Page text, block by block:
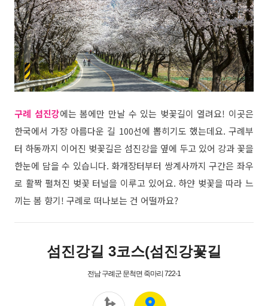
구례 섬진강에는 봄에만 만날 수 있는 벚꽃길이 열려요! 이곳은
한국에서 가장 아름다운 길 100선에 뽑히기도 했는데요. 구례부
터 하동까지 이어진 벚꽃길은 섬진강을 옆에 두고 있어 강과 꽃을
한눈에 담을 수 있습니다. 화개장터부터 쌍계사까지 구간은좌우
로 활짝 펼쳐진 벚꽃 터널을 이루고 있어요. 하얀 벚꽃을 따라 느
끼는 봄 향기! 구례로 떠나보는 건 어떨까요?